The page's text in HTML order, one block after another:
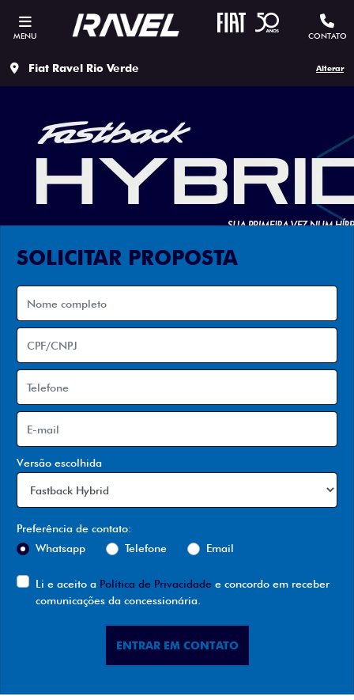
MENU CONTATO
Fiat Ravel Rio Verde Alterar
SOLICITAR PROPOSTA
Versão escolhida
Preferência de contato:
Whatsapp
Telefone Email
Li e aceito a Política de Privacidade e concordo em receber
comunicações da concessionária.
ENTRAR EM CONTATO